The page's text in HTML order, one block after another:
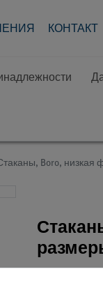
КОНТАКТ
Boro,